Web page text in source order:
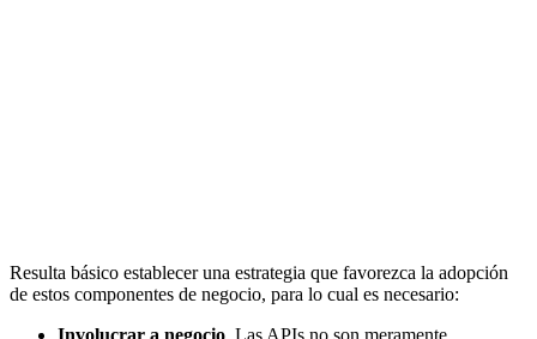
Resulta básico establecer una estrategia que favorezca la adopción
de estos componentes de negocio, para lo cual es necesario:
Involucrar a negocio . Las APIs no son meramente